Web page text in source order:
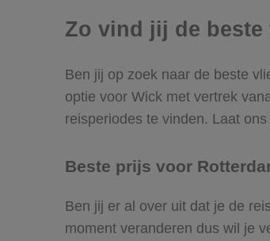
Zo vind jij de
Ben jij op zoek naar de beste
optie voor Wick met vertrek
reisperiodes te vinden. Laat
Beste prijs voor
Ben jij er al over uit dat je de
moment veranderen dus wil je